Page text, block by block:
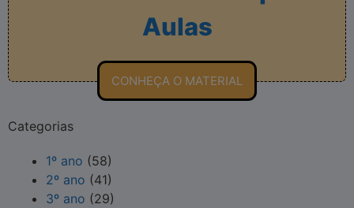
Aulas
CONHEÇA O MATERIAL
Categorias
1º ano (58)
2º ano (41)
3º ano (29)